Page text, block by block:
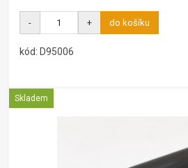
- + do košíku
kód: D95006
Skladem